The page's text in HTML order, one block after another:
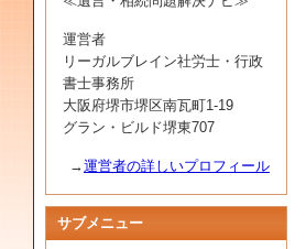
運営者
リーガルブレイン社労士・行政
書士事務所
大阪府堺市堺区南瓦町1-19
グラン・ビルド堺東707
→運営者の詳しいプロフィール
サブメニュー